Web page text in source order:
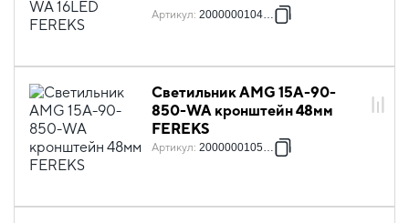
Артикул: 2000000104973
Светильник AMG 15A-90-
850-WA кронштейн 48мм
FEREKS
Артикул: 2000000105086